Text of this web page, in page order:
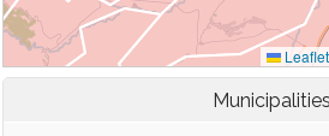
Municipalities